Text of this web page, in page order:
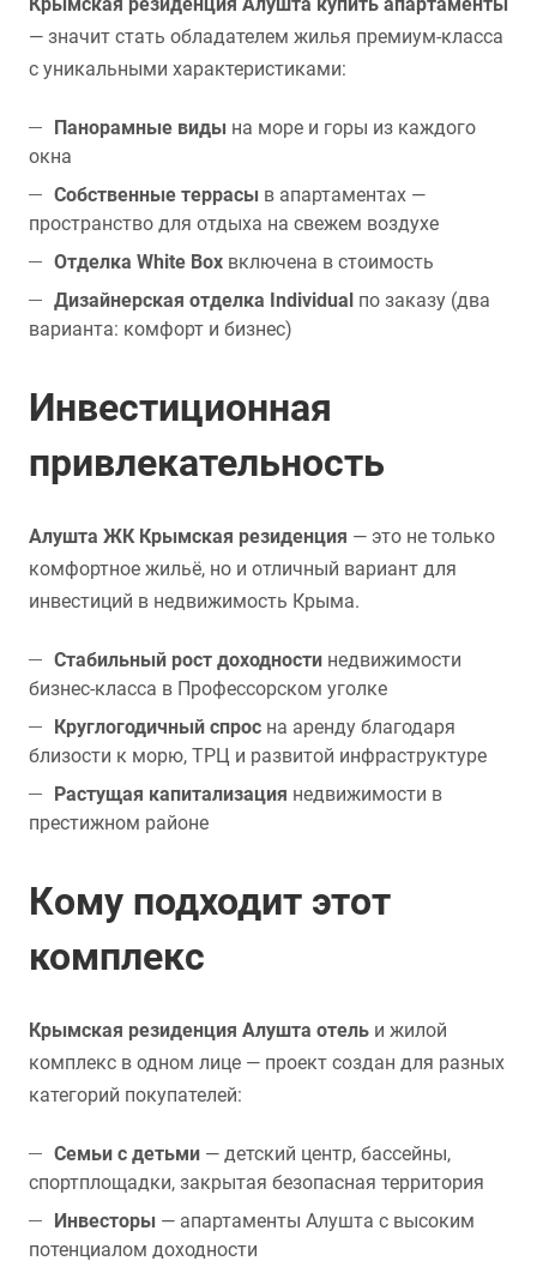
— значит стать обладателем жилья премиум-класса
с уникальными характеристиками:
Панорамные виды на море и горы из каждого
окна
Собственные террасы в апартаментах —
пространство для отдыха на свежем воздухе
Отделка White Box включена в стоимость
Дизайнерская отделка Individual по заказу (два
варианта: комфорт и бизнес)
Инвестиционная
привлекательность
Алушта ЖК Крымская резиденция — это не только
комфортное жильё, но и отличный вариант для
инвестиций в недвижимость Крыма.
Стабильный рост доходности недвижимости
бизнес-класса в Профессорском уголке
Круглогодичный спрос на аренду благодаря
близости к морю, ТРЦ и развитой инфраструктуре
Растущая капитализация недвижимости в
престижном районе
Кому подходит этот
комплекс
Крымская резиденция Алушта отель и жилой
комплекс в одном лице — проект создан для разных
категорий покупателей:
Семьи с детьми — детский центр, бассейны,
спортплощадки, закрытая безопасная территория
Инвесторы — апартаменты Алушта с высоким
потенциалом доходности